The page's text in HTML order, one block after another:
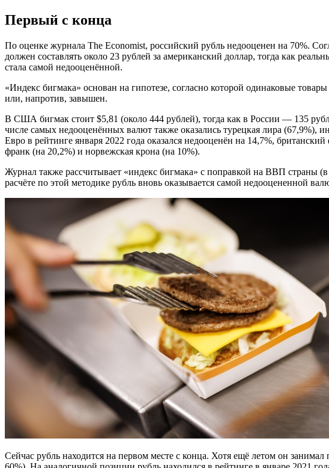
Первый с конца
По оценке журнала The Economist, российский рубль недооценен на 70%.
должен составлять около 23 рублей за американский доллар, тогда как
стала самой недооценённой.
«Индекс бигмака» основан на гипотезе, согласно которой одинаковые
или, напротив, завышен.
В США бигмак стоит $5,81 (около 444 рублей), тогда как в России — 135
числе самых недооценённых валют также оказались турецкая лира (67,9%),
Евро в рейтинге января 2022 года оказался недооценён на 14,7%,
франк (на 20,2%) и норвежская крона (на 10%).
Журнал также рассчитывает «индекс бигмака» с поправкой на ВВП страны
расчёте по этой методике рубль вновь оказывается самой недооцененной
Сейчас рубль находится на первом месте с конца. Хотя ещё летом он